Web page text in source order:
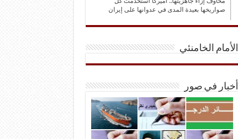
صواريخها بعيدة المدى في عدوانها على إيران
الأمام الخامنئي
أخبار في صور